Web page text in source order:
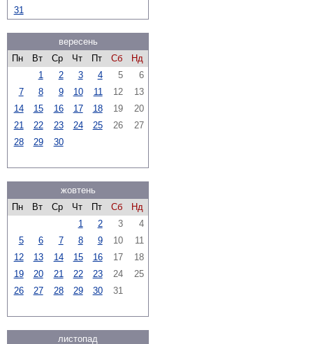
31
вересень
Пн
Вт Ср Чт Пт Сб
Нд
1
2 3 4 5
6
7
8 9 10 11 12
13
14
15 16 17 18 19
20
21
22 23 24 25 26
27
28
29 30
жовтень
Пн
Вт Ср Чт Пт Сб
Нд
1
2 3
4
5
6 7 8 9 10
11
12
13 14 15 16 17
18
19
20 21 22 23 24
25
26
27 28 29 30 31
листопад